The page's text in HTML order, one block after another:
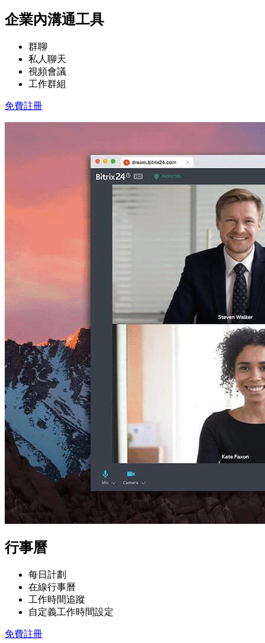
企業內溝通工具
群聊
私人聊天
視頻會議
工作群組
免費註冊
行事曆
每日計劃
在線行事曆
工作時間追蹤
自定義工作時間設定
免費註冊